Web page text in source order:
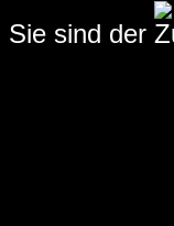
Sie sind der